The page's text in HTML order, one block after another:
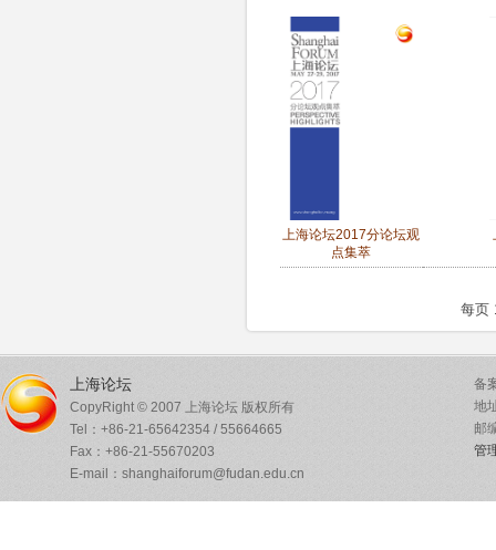
上海论坛2017分论坛观
点集萃
每页
上海论坛
CopyRight © 2007 上海论坛 版权所有
Tel：+86-21-65642354 / 55664665
Fax：+86-21-55670203
E-mail：shanghaiforum@fudan.edu.cn
备
地
邮
管